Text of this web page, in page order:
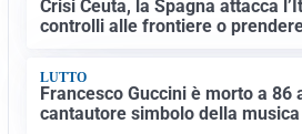
Crisi Ceuta, la Spagna attacca
controlli alle frontiere o
LUTTO
Francesco Guccini è morto a 86
cantautore simbolo della